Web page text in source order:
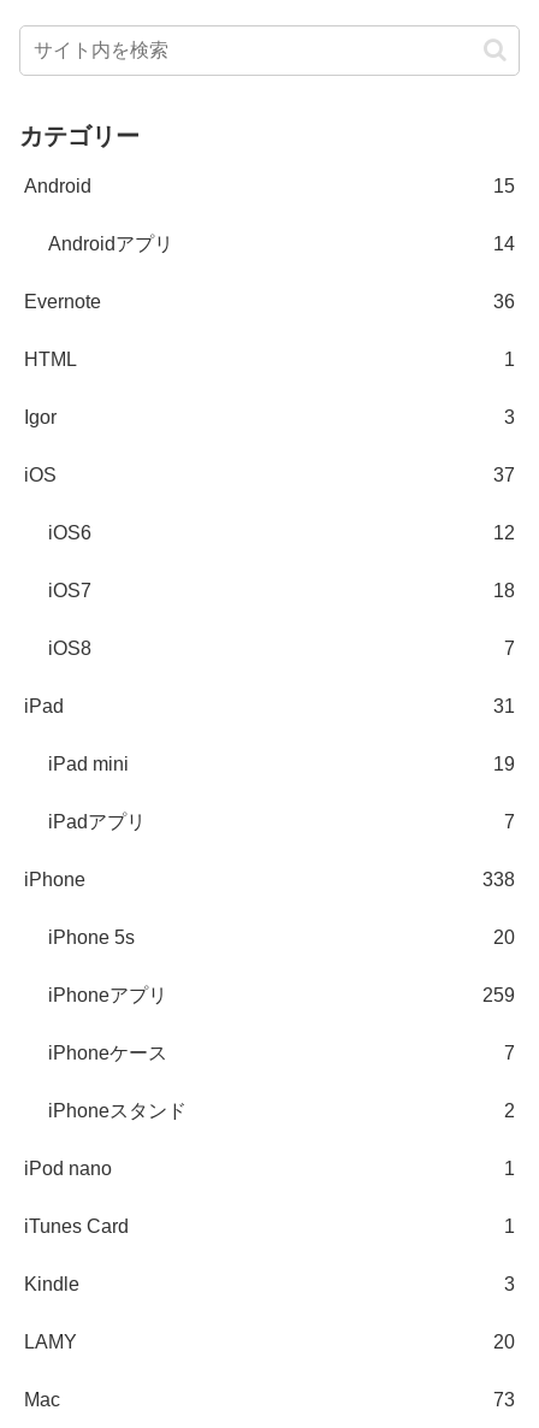
カテゴリー
Android 15
Androidアプリ 14
Evernote 36
HTML 1
Igor 3
iOS 37
iOS6 12
iOS7 18
iOS8 7
iPad 31
iPad mini 19
iPadアプリ 7
iPhone 338
iPhone 5s 20
iPhoneアプリ 259
iPhoneケース 7
iPhoneスタンド 2
iPod nano 1
iTunes Card 1
Kindle 3
LAMY 20
Mac 73